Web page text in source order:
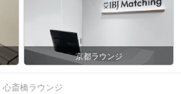
京都ラウンジ
心斎橋ラウンジ